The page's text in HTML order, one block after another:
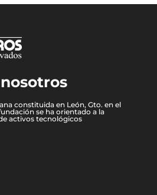
constituida en León, Gto. en el
se ha orientado a la
activos tecnológicos